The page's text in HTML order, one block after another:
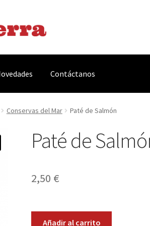
Contáctanos
Carnes y Embutidos Carrito Conservas y
Complementos y Servicios Métodos de pago
Y Cookies
Conservas del Mar Paté de Salmón
Paté de
2,50 €
Añadir al carrito